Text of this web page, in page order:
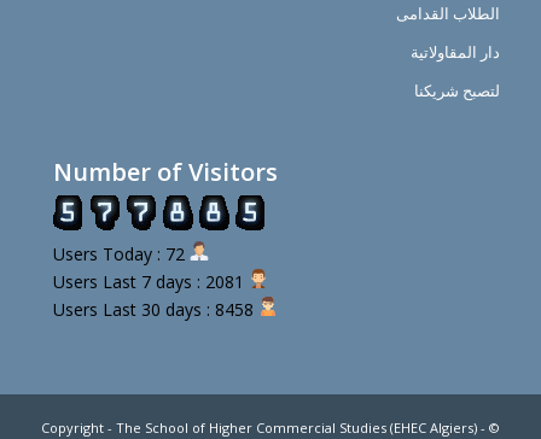
الطلاب القدامى
دار المقاولاتية
لتصبح شريكنا
Number of Visitors
Users Today : 72
© Copyright - The School of Higher Commercial Studies (EHEC Algiers) -